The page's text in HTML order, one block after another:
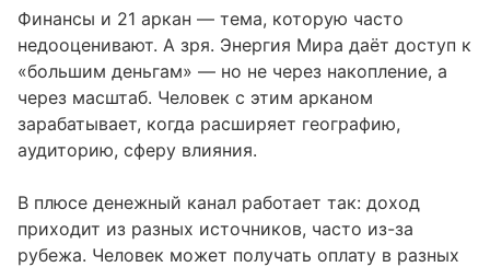
Финансы и 21 аркан — тема, которую часто
недооценивают. А зря. Энергия Мира даёт доступ к
«большим деньгам» — но не через накопление, а
через масштаб. Человек с этим арканом
зарабатывает, когда расширяет географию,
аудиторию, сферу влияния.
В плюсе денежный канал работает так: доход
приходит из разных источников, часто из-за
рубежа. Человек может получать оплату в разных